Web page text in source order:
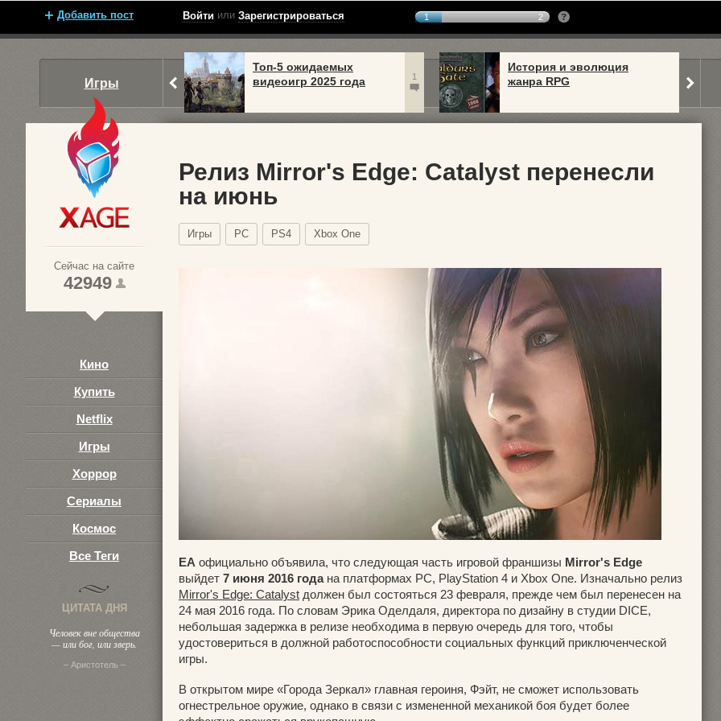
Добавить пост Войти или Зарегистрироваться 1 2
Игры
Топ-5 ожидаемых
видеоигр 2025 года
1
История и эволюция
жанра RPG
Сейчас на сайте
42949
Кино
Купить
Netflix
Игры
Хоррор
Сериалы
Космос
Все Теги
ЦИТАТА ДНЯ
Человек вне общества
— или бог, или зверь.
– Аристотель –
Релиз Mirror's Edge: Catalyst перенесли
на июнь
Игры PC PS4 Xbox One
EA официально объявила, что следующая часть игровой франшизы Mirror's Edge
выйдет 7 июня 2016 годана платформах PC, PlayStation 4 и Xbox One. Изначально релиз
Mirror's Edge: Catalyst должен был состояться 23 февраля, прежде чем был перенесен на
24 мая 2016 года. По словам Эрика Оделдаля, директора по дизайну в студии DICE,
небольшая задержка в релизе необходима в первую очередь для того, чтобы
удостовериться в должной работоспособности социальных функций приключенческой
игры.
В открытом мире «Города Зеркал» главная героиня, Фэйт, не сможет использовать
огнестрельное оружие, однако в связи с измененной механикой боя будет более